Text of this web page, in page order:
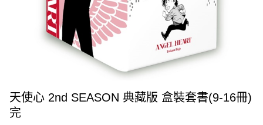
天使心 2nd SEASON 典藏版 盒裝套書(9-16冊)
完